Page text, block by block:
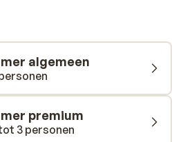
is er niets beter dan
van het hotel. Duik in
kom tot rust in de
of ga voor wat extra actie naar
Bij Sunstar Hotel Lenzerheide
tussen avontuur en
kunt genieten van je
algemeen
premium
3 personen